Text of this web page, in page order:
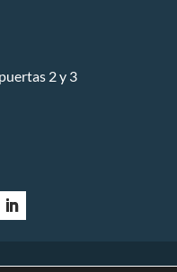
2 y 3